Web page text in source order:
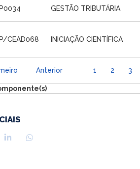
GESTÃO TRIBUTÁRIA
CEAD068 INICIAÇÃO CIENTÍFICA
Anterior 1 2 3